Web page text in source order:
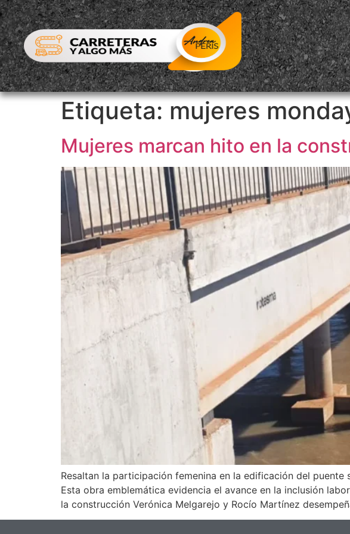
Etiqueta: mujeres
Mujeres marcan hito en la
Resaltan la participación femenina en la edificación del
Esta obra emblemática evidencia el avance en la inclusión
la construcción Verónica Melgarejo y Rocío Martínez